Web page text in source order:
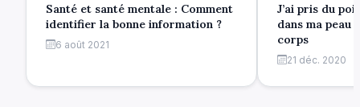
Santé et santé mentale : Comment
identifier la bonne information ?
6 août 2021
J’ai pris du
dans ma peau
corps
21 déc. 2020